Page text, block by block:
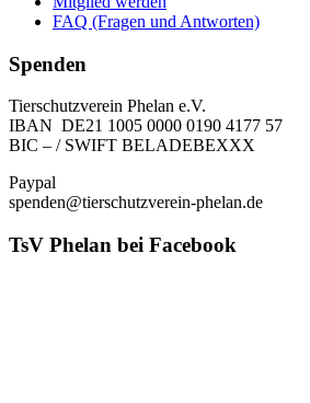
FAQ (Fragen und Antworten)
Spenden
Tierschutzverein Phelan e.V.
IBAN DE21 1005 0000 0190 4177 57
BIC – / SWIFT BELADEBEXXX
Paypal
spenden@tierschutzverein-phelan.de
TsV Phelan bei Facebook